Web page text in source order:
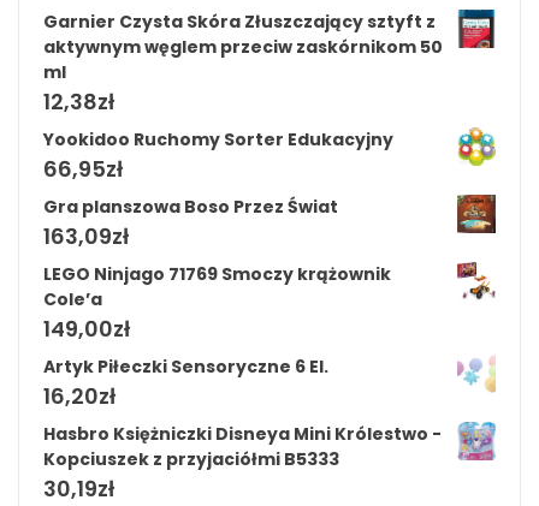
Garnier Czysta Skóra Złuszczający sztyft z
aktywnym węglem przeciw zaskórnikom 50
ml
12,38zł
Yookidoo Ruchomy Sorter Edukacyjny
66,95zł
Gra planszowa Boso Przez Świat
163,09zł
LEGO Ninjago 71769 Smoczy krążownik
Cole’a
149,00zł
Artyk Piłeczki Sensoryczne 6 El.
16,20zł
Hasbro Księżniczki Disneya Mini Królestwo -
Kopciuszek z przyjaciółmi B5333
30,19zł